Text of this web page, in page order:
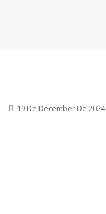
19 De December De 2024